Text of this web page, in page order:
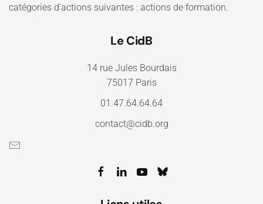
catégories d'actions suivantes : actions de formation.
Le CidB
14 rue Jules Bourdais
75017 Paris
01.47.64.64.64
contact@cidb.org